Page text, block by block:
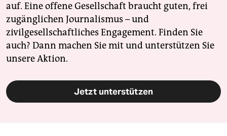
auf. Eine offene Gesellschaft braucht guten, frei
zugänglichen Journalismus – und
zivilgesellschaftliches Engagement. Finden Sie
auch? Dann machen Sie mit und unterstützen Sie
unsere Aktion.
Jetzt unterstützen